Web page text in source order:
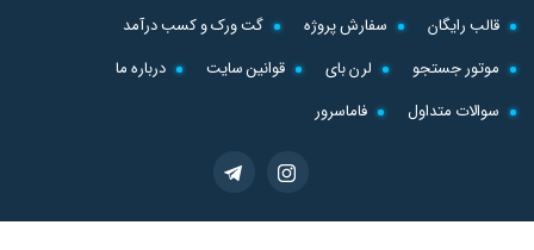
قالب رایگان
سفارش پروژه
گت ورک و کسب درآمد
موتور جستجو
لرن بای قوانین سایت
درباره ما
سوالات متداول
فاماسرور